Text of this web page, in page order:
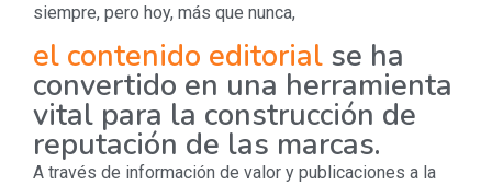
siempre, pero hoy, más que nunca,
el contenido editorial se ha
convertido en una herramienta
vital para la construcción de
reputación de las marcas.
A través de información de valor y publicaciones a la